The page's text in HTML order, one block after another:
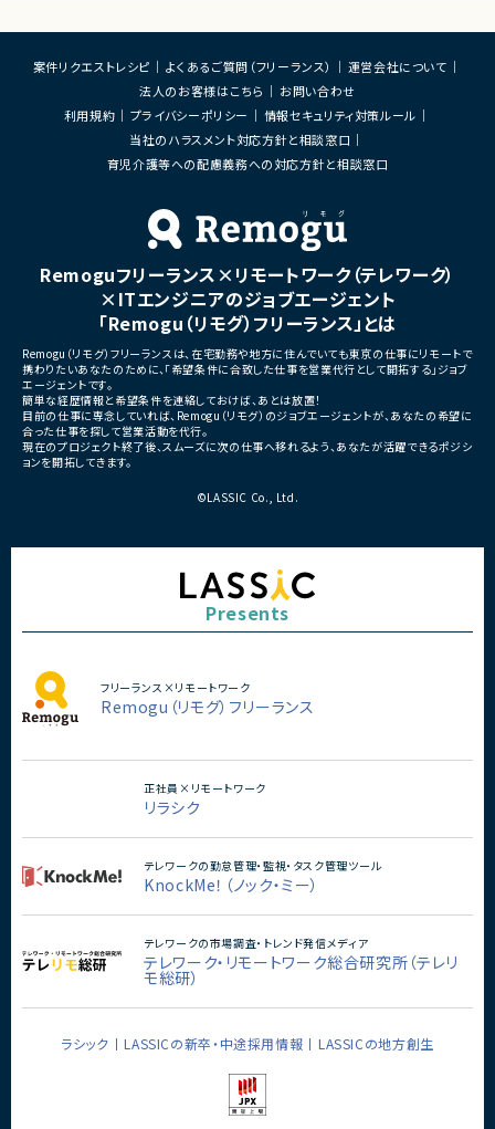
開発経験×働き方
Linux×フルリモート案件一覧
Linux×シフト（移行）型リモート案件一覧
Linux×ハイブリッド型リモート案件一覧
開発経験×月収
Linux×月収30万円以上案件一覧
Linux×月収40万円以上案件一覧
Linux×月収50万円以上案件一覧
Linux×月収60万円以上案件一覧
Linux×月収70万円以上案件一覧
Linux×月収80万円以上案件一覧
Linux×月収90万円以上案件一覧
Linux×月収100万円以上案件一覧
開発経験×時給
Linux×時給2000円以上案件一覧
Linux×時給3000円以上案件一覧
Linux×時給4000円以上案件一覧
Linux×時給5000円以上案件一覧
Linux×時給6000円以上案件一覧
び帳票出力基盤の構築
・各種データ検証、テスト対応
・周辺システムとのデータ連携設計および実
・フルリモート勤務 （初日のみ目黒へ出社）
■募集背景
・開発体制強化に伴う増員募
■担当工程
■その他補足
いへの出社が発生する可能
・長期参画が見込まれる案件
案件リクエストレシピ よくあるご質問（フリーランス）
運営会社について
法人のお客様はこちら
お問い合わせ
利用規約
プライバシーポリシー
情報セキュリティ対策ルール
当社のハラスメント対応方針と相談窓口
育児介護等への配慮義務への対応方針と相談窓口
Remoguフリーランス×リモートワーク（テレワーク）
×ITエンジニアのジョブエージェント
「Remogu（リモグ）フリーランス」とは
Remogu（リモグ）フリーランスは、在宅勤務や地方に住んでいても東京の仕事にリモートで
携わりたいあなたのために、「希望条件に合致した仕事を営業代行として開拓する」ジョブ
エージェントです。
簡単な経歴情報と希望条件を連絡しておけば、あとは放置！
目前の仕事に専念していれば、Remogu（リモグ）のジョブエージェントが、あなたの希望に
合った仕事を探して営業活動を代行。
現在のプロジェクト終了後、スムーズに次の仕事へ移れるよう、あなたが活躍できるポジシ
ョンを開拓してきます。
©LASSIC Co., Ltd.
Presents
フリーランス×リモートワーク
Remogu（リモグ）フリーランス
正社員×リモートワーク
リラシク
テレワークの勤怠管理・監視・タスク管理ツール
KnockMe！（ノック・ミー）
テレワークの市場調査・トレンド発信メディア
テレワーク・リモートワーク総合研究所（テレリ
モ総研）
ラシック LASSICの新卒・中途採用情報 LASSICの地方創生